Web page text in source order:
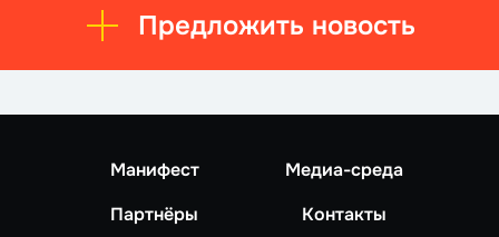
Предложить новость
Манифест
Медиа-среда
Партнёры
Контакты